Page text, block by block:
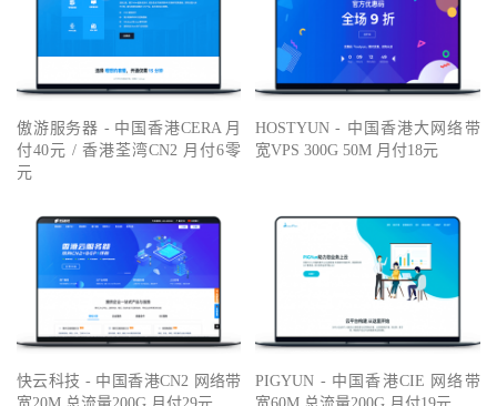
傲游服务器 - 中国香港CERA 月
付40元 / 香港荃湾CN2 月付6零
元
HOSTYUN - 中国香港大网络带
宽VPS 300G 50M 月付18元
快云科技 - 中国香港CN2 网络带
PIGYUN - 中国香港CIE 网络带